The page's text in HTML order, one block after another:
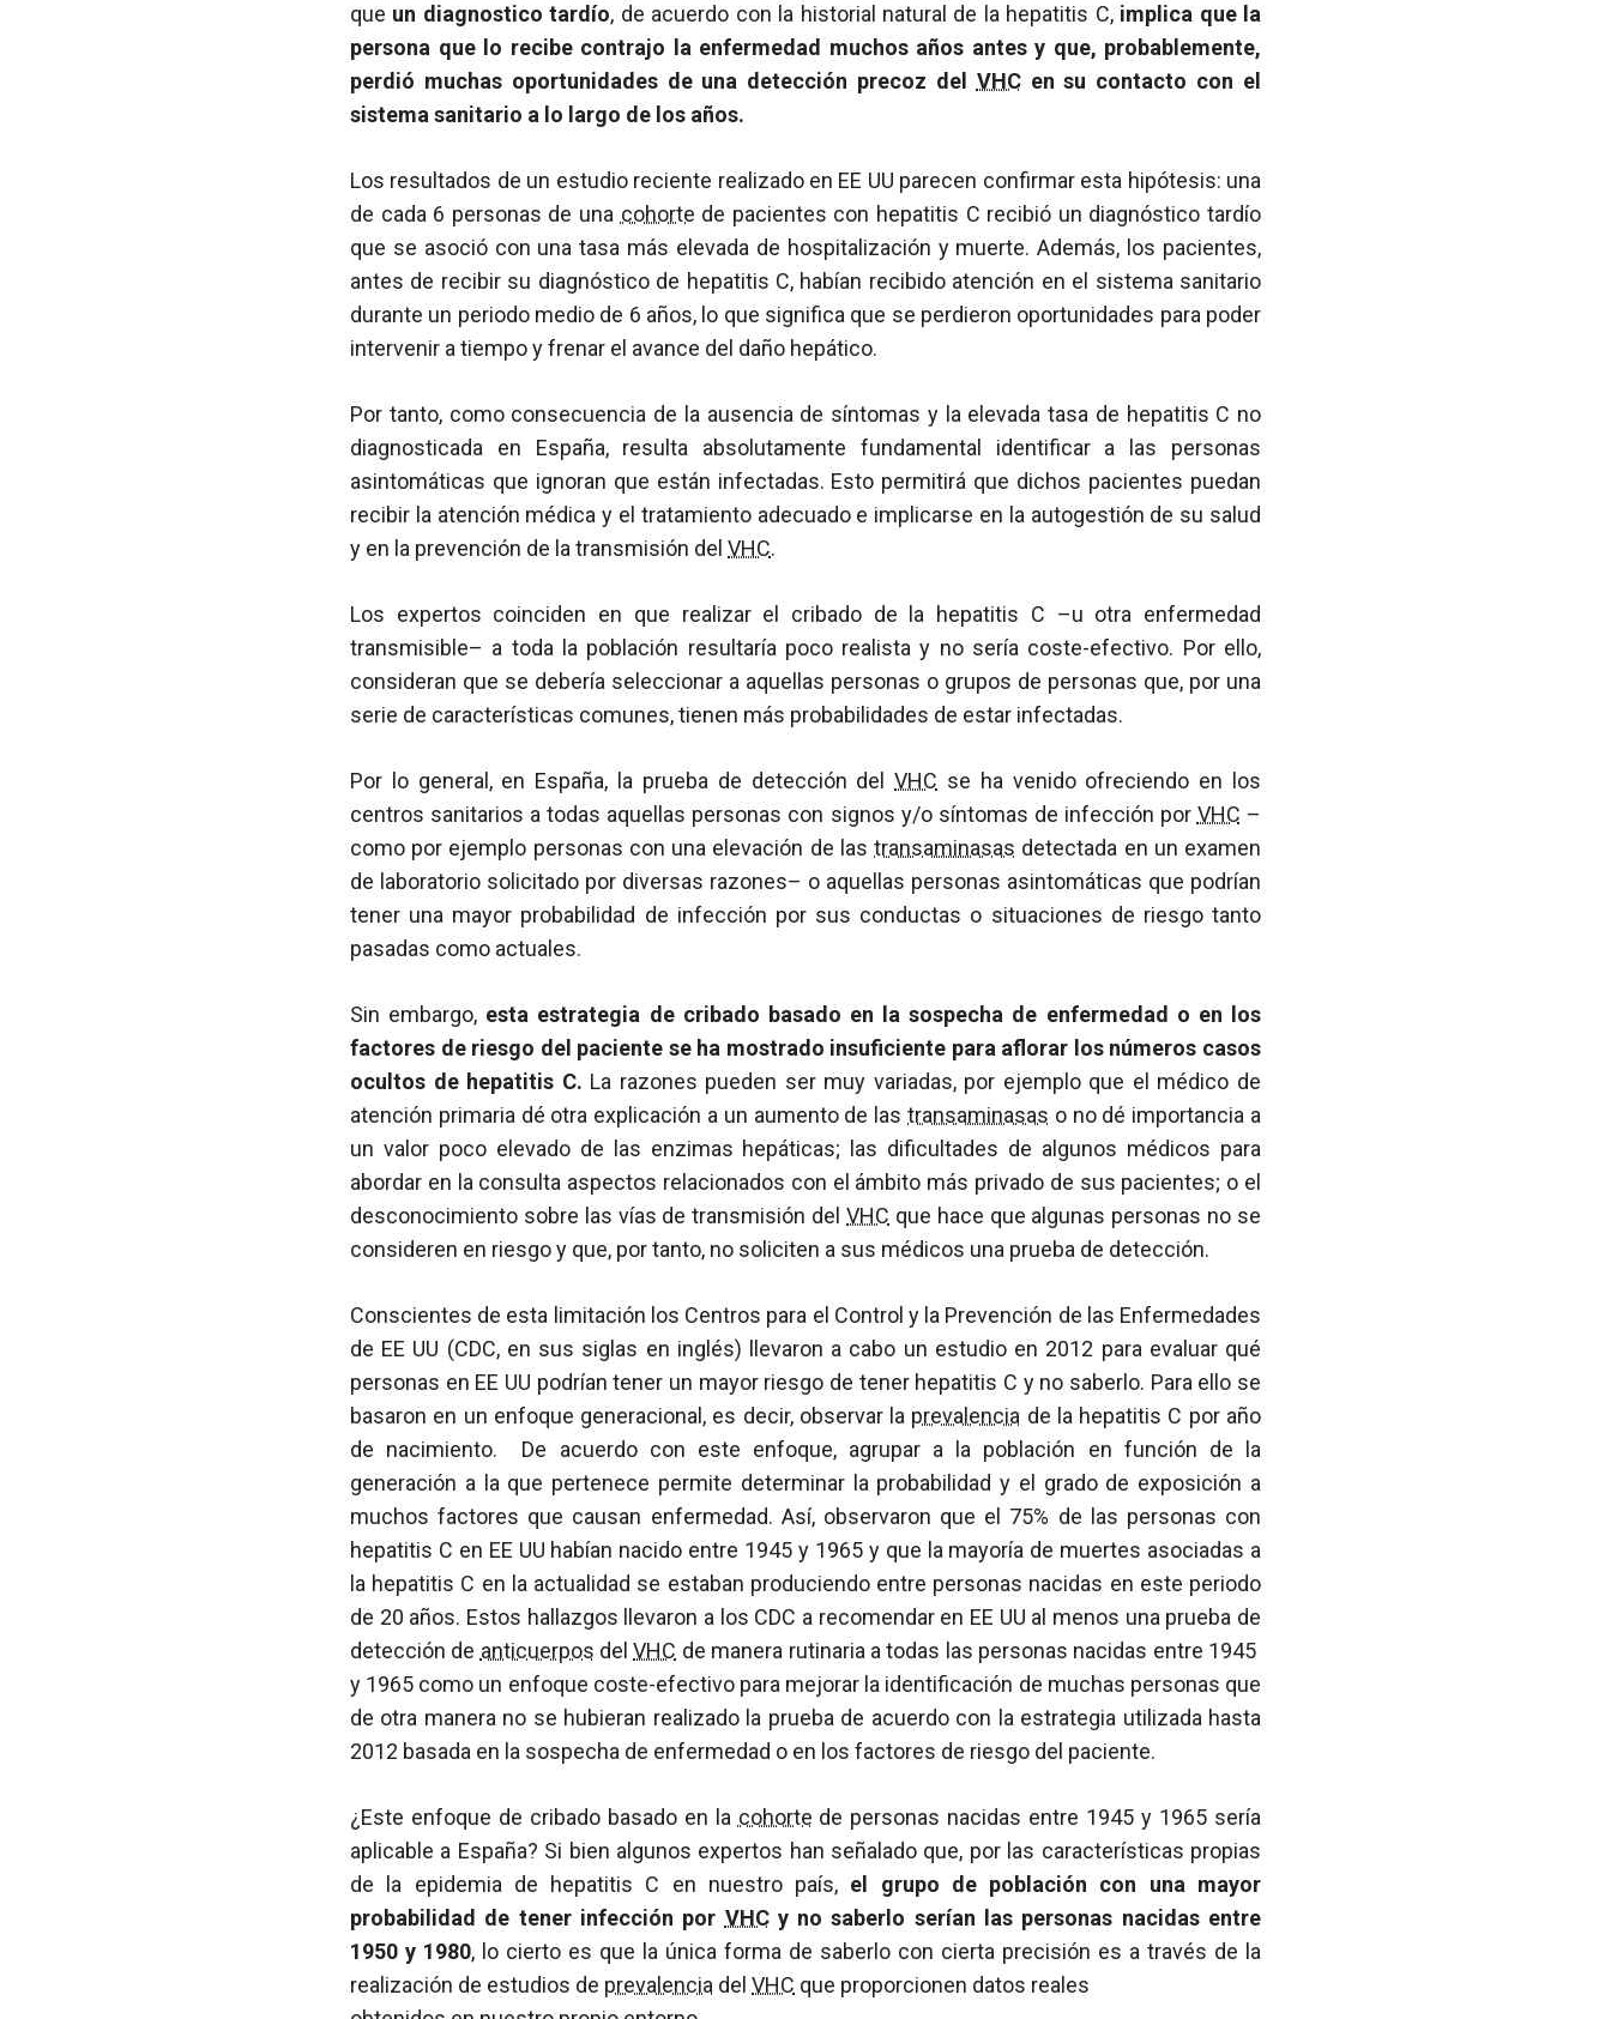
que un diagnostico tardío, de acuerdo con la historial natural de la hepatitis C, implica que la
persona que lo recibe contrajo la enfermedad muchos años antes y que, probablemente,
perdió muchas oportunidades de una detección precoz del VHCen su contacto con el
sistema sanitario a lo largo de los años.
Los resultados de un estudio reciente realizado en EE UU parecen confirmar esta hipótesis: una
de cada 6 personas de una cohorte de pacientes con hepatitis C recibió un diagnóstico tardío
que se asoció con una tasa más elevada de hospitalización y muerte. Además, los pacientes,
antes de recibir su diagnóstico de hepatitis C, habían recibido atención en el sistema sanitario
durante un periodo medio de 6 años, lo que significa que se perdieron oportunidades para poder
intervenir a tiempo y frenar el avance del daño hepático.
Por tanto, como consecuencia de la ausencia de síntomas y la elevada tasa de hepatitis C no
diagnosticada en España, resulta absolutamente fundamental identificar a las personas
asintomáticas que ignoran que están infectadas. Esto permitirá que dichos pacientes puedan
recibir la atención médica y el tratamiento adecuado e implicarse en la autogestión de su salud
y en la prevención de la transmisión del VHC.
Los expertos coinciden en que realizar el cribado de la hepatitis C –u otra enfermedad
transmisible– a toda la población resultaría poco realista y no sería coste-efectivo. Por ello,
consideran que se debería seleccionar a aquellas personas o grupos de personas que, por una
serie de características comunes, tienen más probabilidades de estar infectadas.
Por lo general, en España, la prueba de detección delVHC se ha venido ofreciendo en los
centros sanitarios a todas aquellas personas con signos y/o síntomas de infección por VHC –
como por ejemplo personas con una elevación de lastransaminasas detectada en un examen
de laboratorio solicitado por diversas razones– o aquellas personas asintomáticas que podrían
tener una mayor probabilidad de infección por sus conductas o situaciones de riesgo tanto
pasadas como actuales.
Sin embargo, esta estrategia de cribado basado en la sospecha de enfermedad o en los
factores de riesgo del paciente se ha mostrado insuficiente para aflorar los números casos
ocultos de hepatitis C. La razones pueden ser muy variadas, por ejemplo que el médico de
atención primaria dé otra explicación a un aumento de las transaminasas o no dé importancia a
un valor poco elevado de las enzimas hepáticas; las dificultades de algunos médicos para
abordar en la consulta aspectos relacionados con el ámbito más privado de sus pacientes; o el
desconocimiento sobre las vías de transmisión del VHC que hace que algunas personas no se
consideren en riesgo y que, por tanto, no soliciten a sus médicos una prueba de detección.
Conscientes de esta limitación los Centros para el Control y la Prevención de las Enfermedades
de EE UU (CDC, en sus siglas en inglés) llevaron a cabo un estudio en 2012 para evaluar qué
personas en EE UU podrían tener un mayor riesgo de tener hepatitis C y no saberlo. Para ello se
basaron en un enfoque generacional, es decir, observar la prevalencia de la hepatitis C por año
de nacimiento. De acuerdo con este enfoque, agrupar a la población en función de la
generación a la que pertenece permite determinar la probabilidad y el grado de exposición a
muchos factores que causan enfermedad. Así, observaron que el 75% de las personas con
hepatitis C en EE UU habían nacido entre 1945 y 1965 y que la mayoría de muertes asociadas a
la hepatitis C en la actualidad se estaban produciendo entre personas nacidas en este periodo
de 20 años. Estos hallazgos llevaron a los CDC a recomendar en EE UU al menos una prueba de
detección de anticuerpos delVHC de manera rutinaria a todas las personas nacidas entre 1945
y 1965 como un enfoque coste-efectivo para mejorar la identificación de muchas personas que
de otra manera no se hubieran realizado la prueba de acuerdo con la estrategia utilizada hasta
2012 basada en la sospecha de enfermedad o en los factores de riesgo del paciente.
¿Este enfoque de cribado basado en la cohorte de personas nacidas entre 1945 y 1965 sería
aplicable a España? Si bien algunos expertos han señalado que, por las características propias
de la epidemia de hepatitis C en nuestro país, el grupo de población con una mayor
probabilidad de tener infección por VHCy no saberlo serían las personas nacidas entre
1950 y 1980, lo cierto es que la única forma de saberlo con cierta precisión es a través de la
realización de estudios de prevalencia del VHC que proporcionen datos reales